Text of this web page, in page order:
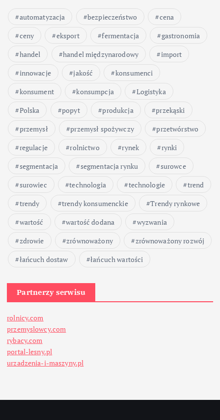
automatyzacja bezpieczeństwo
cena
ceny
eksport fermentacja
gastronomia
handel
handel międzynarodowy
import
innowacje
jakość
konsumenci
konsument
konsumpcja
Logistyka
Polska
popyt produkcja
przekąski
przemysł
przemysł spożywczy
przetwórstwo
regulacje
rolnictwo rynek
rynki
segmentacja
segmentacja rynku
surowce
surowiec
technologia technologie
trend
trendy
trendy konsumenckie
Trendy rynkowe
wartość
wartość dodana
wyzwania
zdrowie
zrównoważony
zrównoważony rozwój
łańcuch dostaw
łańcuch wartości
Partnerzy serwisu
rolnicy.com
przemyslowcy.com
rybacy.com
portal-lesny.pl
urzadzenia-i-maszyny.pl